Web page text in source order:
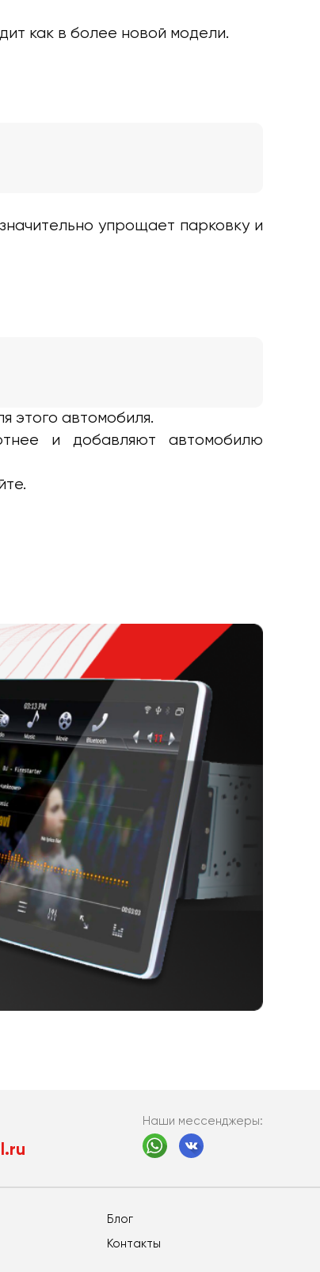
как в более новой модели.
упрощает парковку и
этого автомобиля.
и добавляют автомобилю
Наши мессенджеры:
Блог
Контакты